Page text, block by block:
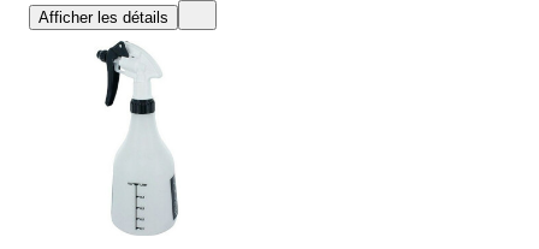
Afficher les détails